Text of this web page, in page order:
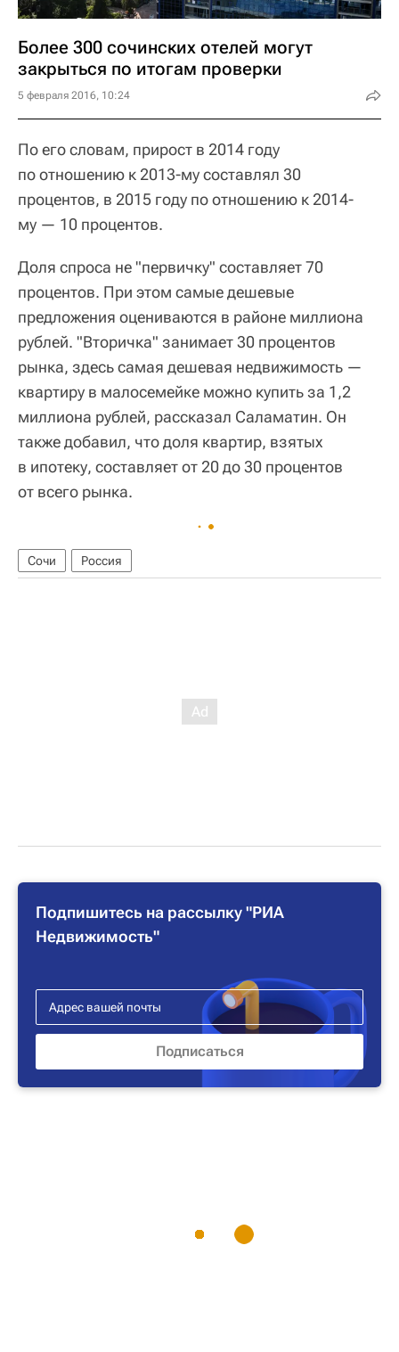
Более 300 сочинских отелей могут
закрыться по итогам проверки
5 февраля 2016, 10:24
По его словам, прирост в 2014 году
по отношению к 2013-му составлял 30
процентов, в 2015 году по отношению к 2014-
му — 10 процентов.
Доля спроса не "первичку" составляет 70
процентов. При этом самые дешевые
предложения оцениваются в районе миллиона
рублей. "Вторичка" занимает 30 процентов
рынка, здесь самая дешевая недвижимость —
квартиру в малосемейке можно купить за 1,2
миллиона рублей, рассказал Саламатин. Он
также добавил, что доля квартир, взятых
в ипотеку, составляет от 20 до 30 процентов
от всего рынка.
Сочи Россия
Подпишитесь на рассылку "РИА
Недвижимость"